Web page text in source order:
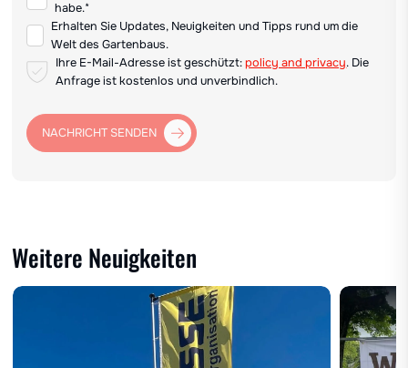
habe.*
Erhalten Sie Updates, Neuigkeiten und Tipps rund um die
Welt des Gartenbaus.
Ihre E-Mail-Adresse ist geschützt:policy and privacy. Die
Anfrage ist kostenlos und unverbindlich.
NACHRICHT SENDEN
Weitere Neuigkeiten